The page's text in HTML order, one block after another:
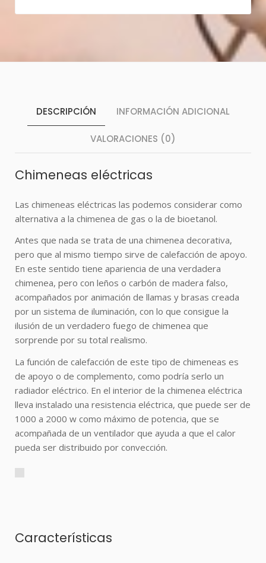
DESCRIPCIÓN INFORMACIÓN ADICIONAL
VALORACIONES (0)
Chimeneas eléctricas
Las chimeneas eléctricas las podemos considerar como
alternativa a la chimenea de gas o la de bioetanol.
Antes que nada se trata de una chimenea decorativa,
pero que al mismo tiempo sirve de calefacción de apoyo.
En este sentido tiene apariencia de una verdadera
chimenea, pero con leños o carbón de madera falso,
acompañados por animación de llamas y brasas creada
por un sistema de iluminación, con lo que consigue la
ilusión de un verdadero fuego de chimenea que
sorprende por su total realismo.
La función de calefacción de este tipo de chimeneas es
de apoyo o de complemento, como podría serlo un
radiador eléctrico. En el interior de la chimenea eléctrica
lleva instalado una resistencia eléctrica, que puede ser de
1000 a 2000 w como máximo de potencia, que se
acompañada de un ventilador que ayuda a que el calor
pueda ser distribuido por convección.
Características